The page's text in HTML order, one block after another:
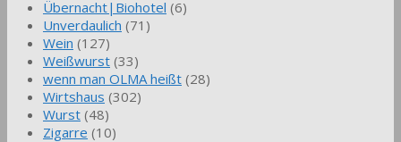
Übernacht|Biohotel (6)
Unverdaulich (71)
Wein (127)
Weißwurst (33)
wenn man OLMA heißt (28)
Wirtshaus (302)
Wurst (48)
Zigarre (10)